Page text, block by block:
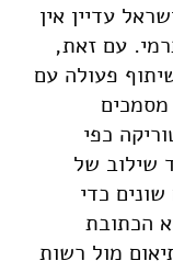
עדיין אין
עם זאת,
פעולה עם
כפי
שילוב של
שונים כדי
הכתובת
מול רשות